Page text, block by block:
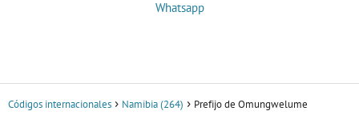
Whatsapp
Códigos internacionales Namibia (264)
Prefijo de Omungwelume